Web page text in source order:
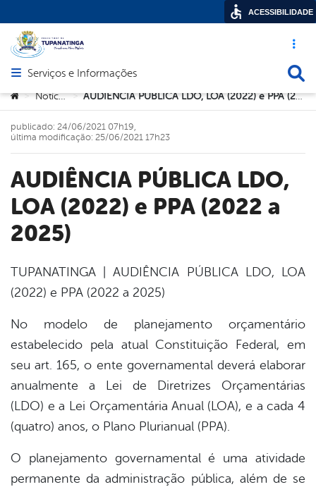
Acesso
Abrir menu principal de navegação
Serviços e Informações
Você está aqui:
> Notícias > AUDIÊNCIA PÚBLICA LDO, LOA (2022) e PPA (2022 a 2025)
AUDIÊNCIA PÚBLICA LDO,
LOA (2022) e PPA (2022 a
2025)
publicado: 24/06/2021 07h19,
última modificação: 25/06/2021 17h23
TUPANATINGA | AUDIÊNCIA PÚBLICA LDO, LOA
(2022) e PPA (2022 a 2025)
No modelo de planejamento orçamentário
estabelecido pela atual Constituição Federal, em
seu art. 165, o ente governamental deverá elaborar
anualmente a Lei de Diretrizes Orçamentárias
(LDO) e a Lei Orçamentária Anual (LOA), e a cada 4
(quatro) anos, o Plano Plurianual (PPA).
O planejamento governamental é uma atividade
permanente da administração pública, além de se
ACESSIBILIDADE